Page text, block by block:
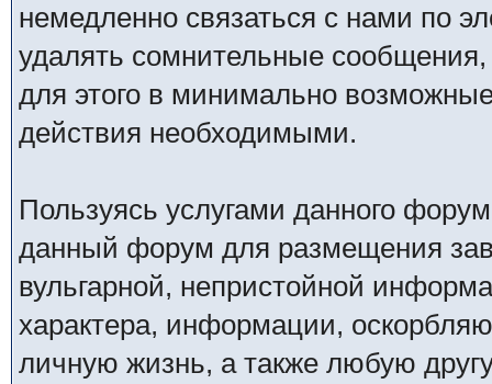
немедленно связаться с нами по
удалять сомнительные
для этого в минимально
действия необходимыми.
Пользуясь услугами данного
данный форум для размещения
вульгарной, непристойной
характера, информации,
личную жизнь, а также любую